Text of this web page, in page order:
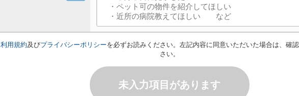
利用規約及びプライバシーポリシーを必ずお読みください。左記内容に同意いただいた場合は、確
さい。
未入力項目があります